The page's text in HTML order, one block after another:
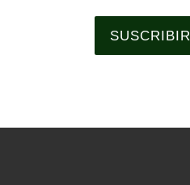
SUSCRIBIR